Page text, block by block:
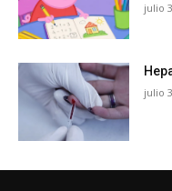
julio
julio